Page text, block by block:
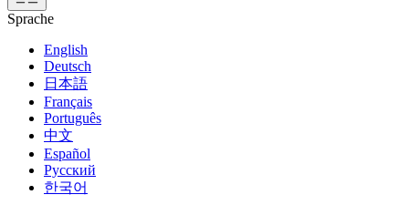
Unity Engine
Erstellen Sie 2D- und 3D-Spiele für jede Plattform
Zusammenarbeit
Schnell mit Ihrem Team zusammenarbeiten und iterieren
Unity herunterladen
Abonnements und Preise
Bereitstellen
Multiplattform
3D-Zusammenarbeit
Erstellen und überprüfen Sie 3D-Projekte in Echtzeit
Immersive Schulung
In immersiven Umgebungen trainieren
Kundenerlebnisse
Interaktive 3D-Erlebnisse erstellen
Branchen
Fertigung
Dokumentation
Entwicklertools
Versionsfreigaben und Fehlerverfolgung
Roadmap
Bevorstehende Funktionen überprüfen
Glossar
Diskussionen
Veranstaltungen
Globale und lokale Veranstaltungen
Gemeinschaftsgeschichten
Made with Unity
Präsentation von Unity-Schöpfern
Unity Learn
Meistern Sie Unity-Fähigkeiten kostenlos
Professionelles Training
Verbessern Sie Ihr Team mit Unity-Trainern
Neu bei Unity
Erste Schritte
Beginnen Sie noch heute mit dem Lernen
Unity Essential Pathways
Hilfe erhalten
Wir helfen Ihnen, mit Unity erfolgreich zu sein
Erfolgspläne
Erreichen Sie Ihre Ziele schneller mit Expertenunterstützung
FAQ
Antworten auf häufige Fragen
Kontakt aufnehmen
Verbinden Sie sich mit unserem Team
Sprache
English
Deutsch
日本語
Français
Português
中文
Español
Русский
한국어